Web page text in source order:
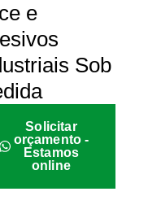
e
Sob
Solicitar
orçamento -
Estamos
online